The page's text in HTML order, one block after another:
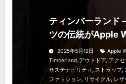
ティンバーランド
ツの伝統がApple
2025年5月12日 Apple
Timberland, アウトドア,アク
サステナビリティ, ストラップ,
ファッション, リサイクル, レザ